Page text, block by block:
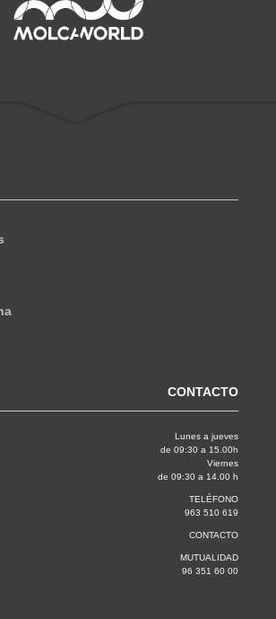
CONTACTO
Lunes a jueves
de 09:30 a 15.00h
Viernes
de 09:30 a 14.00 h
TELÉFONO
963 510 619
CONTACTO
MUTUALIDAD
96 351 60 00